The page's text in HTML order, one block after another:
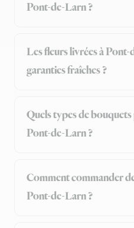
Pont-de-Larn ?
Les fleurs livrées à
garanties fraîches ?
Quels types de
Pont-de-Larn ?
Comment commander
Pont-de-Larn ?